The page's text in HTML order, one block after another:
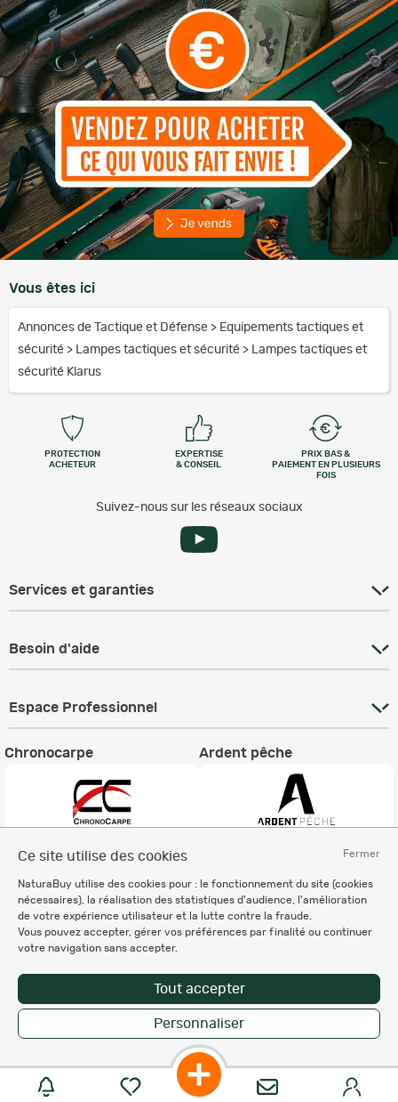
Fermer
Ce site utilise des cookies
NaturaBuy utilise des cookies pour : le fonctionnement du site (cookies
nécessaires), la réalisation des statistiques d'audience, l'amélioration
de votre expérience utilisateur et la lutte contre la fraude.
Vous pouvez accepter, gérer vos préférences par finalité ou continuer
votre navigation sans accepter.
Tout accepter
Personnaliser
Vous êtes ici
Annonces de Tactique et Défense > Equipements tactiques et
sécurité > Lampes tactiques et sécurité > Lampes tactiques et
sécurité Klarus
PROTECTION
ACHETEUR
EXPERTISE
& CONSEIL
PRIX BAS &
PAIEMENT EN PLUSIEURS
FOIS
Suivez-nous sur les réseaux sociaux
Services et garanties
Besoin d'aide
Espace Professionnel
Chronocarpe Ardent pêche
Charte éthique
Mentions légales
Règlement & Conditions d'utilisation
Politique de protection
des données personnelles
Personnalisation des cookies
Copyright © 2007-2026 NaturaBuy. Tous droits réservés. N°CNIL: 1239459.
Les marques commerciales mentionnées appartiennent à leurs propriétaires
respectifs in 0.046 s
Suggestions de recherche
Site NaturaBuy classique